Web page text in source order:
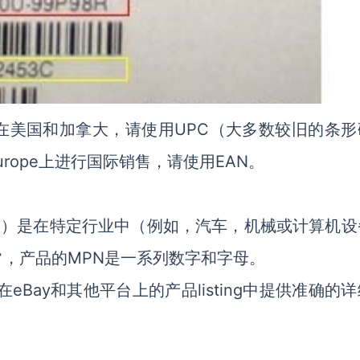
国和加拿大，请使用UPC（大多数较旧的条
上进行国际销售，请使用EAN。
是在特定行业中（例如，汽车，机械或计算机
产品的MPN是一系列数字和字母。
eBay和其他平台上的产品listing中提供准确的